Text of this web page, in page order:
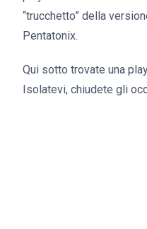
“trucchetto” della
Pentatonix.
Qui sotto trovate una
Isolatevi, chiudete gli